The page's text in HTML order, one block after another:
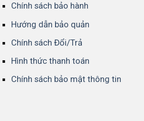
Chính sách bảo hành
Hướng dẫn bảo quản
Chính sách Đổi/Trả
Hình thức thanh toán
Chính sách bảo mật thông tin